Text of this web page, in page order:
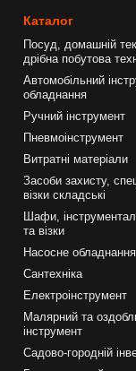
Каталог
Посуд, домашній
дрібна побутова
Автомобільний
обладнання
Ручний інструмент
Пневмоінструмент
Витратні матеріали
Засоби захисту,
візки складські
Шафи,
та візки
Насосне обладнання
Сантехніка
Електроінструмент
Малярний та
інструмент
Садово-городній